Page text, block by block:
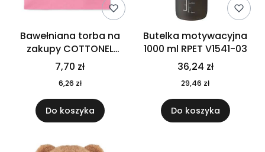
Bawełniana torba na
zakupy COTTONEL
COLOUR++ MO9846-11
7,70 zł
6,26 zł
Do koszyka
Butelka motywacyjna
1000 ml RPET V1541-03
36,24 zł
29,46 zł
Do koszyka